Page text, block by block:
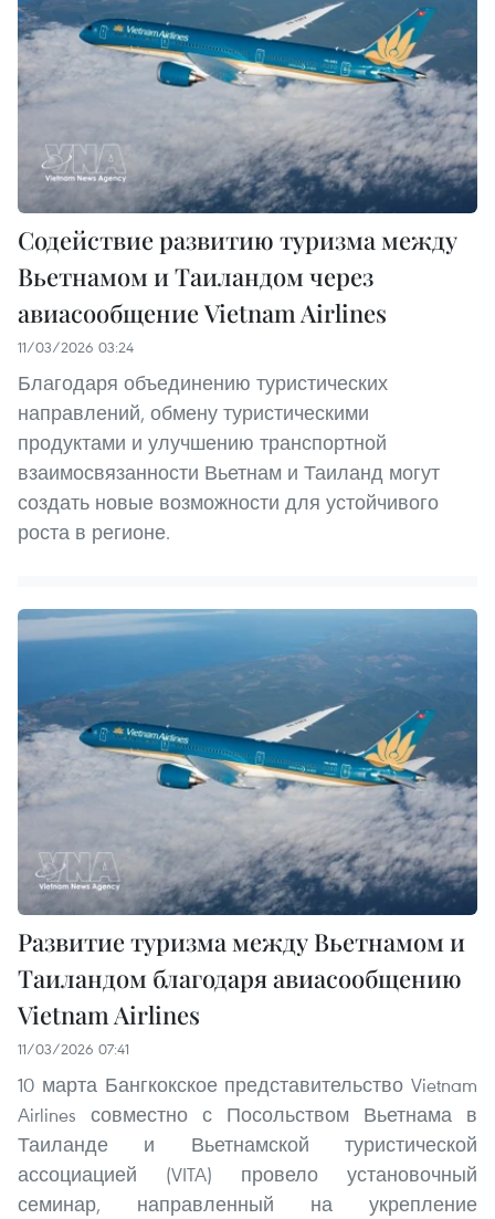
Содействие развитию туризма между
Вьетнамом и Таиландом через
авиасообщение Vietnam Airlines
11/03/2026 03:24
Благодаря объединению туристических
направлений, обмену туристическими
продуктами и улучшению транспортной
взаимосвязанности Вьетнам и Таиланд могут
создать новые возможности для устойчивого
роста в регионе.
Развитие туризма между Вьетнамом и
Таиландом благодаря авиасообщению
Vietnam Airlines
11/03/2026 07:41
10 марта Бангкокское представительство Vietnam
Airlines совместно с Посольством Вьетнама в
Таиланде и Вьетнамской туристической
ассоциацией (VITA) провело установочный
семинар, направленный на укрепление